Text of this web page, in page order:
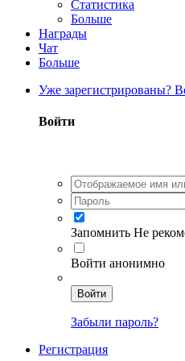
Статистика
Больше
Награды
Чат
Больше
Уже зарегистрированы?
Войти
Запомнить Не
Войти анонимно
Войти
Забыли пароль?
Регистрация